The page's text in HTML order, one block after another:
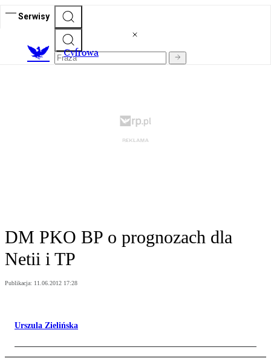
Serwisy
Cyfrowa
DM PKO BP o prognozach dla
Netii i TP
Publikacja: 11.06.2012 17:28
Urszula Zielińska